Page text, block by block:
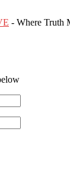
- Where Truth